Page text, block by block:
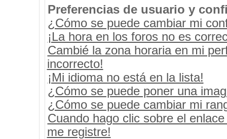
Preferencias de usuario y
¿Cómo se puede cambiar mi
¡La hora en los foros no es
Cambié la zona horaria en mi
incorrecto!
¡Mi idioma no está en la lista!
¿Cómo se puede poner una
¿Cómo se puede cambiar mi
Cuando hago clic sobre el
me registre!